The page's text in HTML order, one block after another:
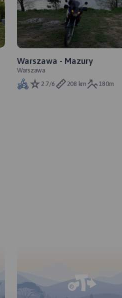
Warszawa - Mazury
Warszawa
2.7/6
208 km 180m